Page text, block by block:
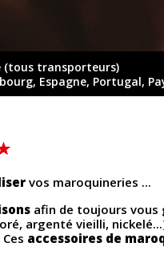
(tous transporteurs)
Espagne, Portugal,
vos maroquineries ...
afin de toujours
argenté vieilli,
accessoires de